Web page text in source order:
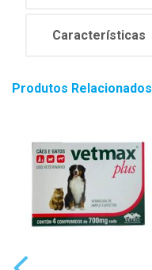
Características
Produtos Relacionados